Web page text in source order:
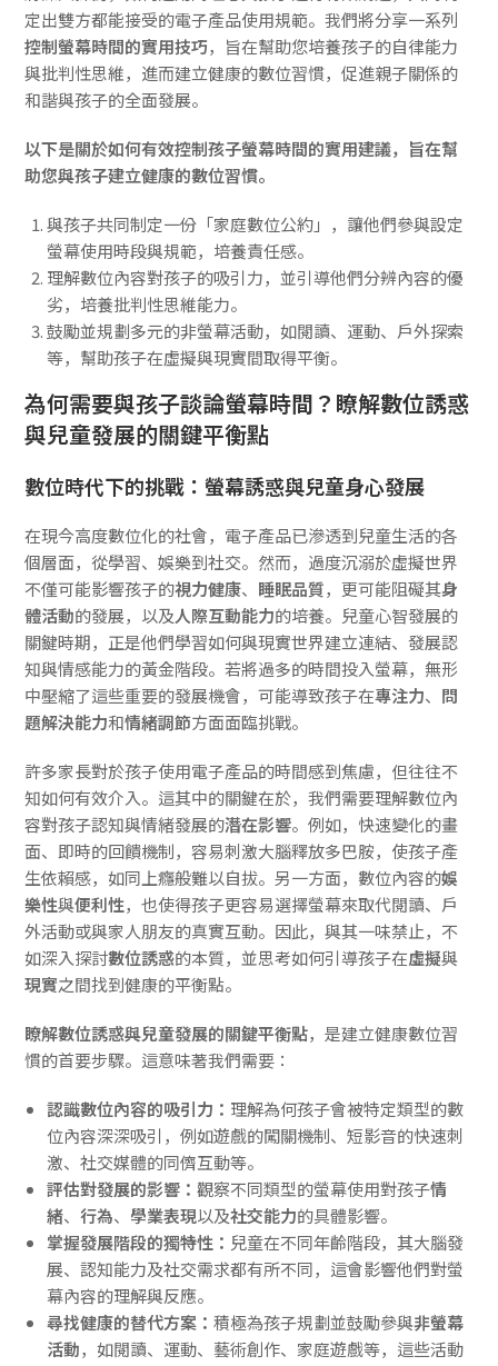
定出雙方都能接受的電子產品使用規範。我們將分享一系列
控制螢幕時間的實用技巧，旨在幫助您培養孩子的自律能力
與批判性思維，進而建立健康的數位習慣，促進親子關係的
和諧與孩子的全面發展。
以下是關於如何有效控制孩子螢幕時間的實用建議，旨在幫
助您與孩子建立健康的數位習慣。
與孩子共同制定一份「家庭數位公約」，讓他們參與設定
螢幕使用時段與規範，培養責任感。
理解數位內容對孩子的吸引力，並引導他們分辨內容的優
劣，培養批判性思維能力。
鼓勵並規劃多元的非螢幕活動，如閱讀、運動、戶外探索
等，幫助孩子在虛擬與現實間取得平衡。
為何需要與孩子談論螢幕時間？瞭解數位誘惑
與兒童發展的關鍵平衡點
數位時代下的挑戰：螢幕誘惑與兒童身心發展
在現今高度數位化的社會，電子產品已滲透到兒童生活的各
個層面，從學習、娛樂到社交。然而，過度沉溺於虛擬世界
不僅可能影響孩子的視力健康、 睡眠品質，更可能阻礙其身
體活動的發展，以及人際互動能力的培養。兒童心智發展的
關鍵時期，正是他們學習如何與現實世界建立連結、發展認
知與情感能力的黃金階段。若將過多的時間投入螢幕，無形
中壓縮了這些重要的發展機會，可能導致孩子在專注力、 問
題解決能力和情緒調節方面面臨挑戰。
許多家長對於孩子使用電子產品的時間感到焦慮，但往往不
知如何有效介入。這其中的關鍵在於，我們需要理解數位內
容對孩子認知與情緒發展的潛在影響。例如，快速變化的畫
面、即時的回饋機制，容易刺激大腦釋放多巴胺，使孩子產
生依賴感，如同上癮般難以自拔。另一方面，數位內容的娛
樂性與便利性，也使得孩子更容易選擇螢幕來取代閱讀、戶
外活動或與家人朋友的真實互動。因此，與其一味禁止，不
如深入探討數位誘惑的本質，並思考如何引導孩子在虛擬與
現實之間找到健康的平衡點。
瞭解數位誘惑與兒童發展的關鍵平衡點，是建立健康數位習
慣的首要步驟。這意味著我們需要：
認識數位內容的吸引力： 理解為何孩子會被特定類型的數
位內容深深吸引，例如遊戲的闖關機制、短影音的快速刺
激、社交媒體的同儕互動等。
評估對發展的影響：觀察不同類型的螢幕使用對孩子情
緒、行為、 學業表現以及社交能力的具體影響。
掌握發展階段的獨特性： 兒童在不同年齡階段，其大腦發
展、認知能力及社交需求都有所不同，這會影響他們對螢
幕內容的理解與反應。
尋找健康的替代方案：積極為孩子規劃並鼓勵參與非螢幕
活動，如閱讀、運動、藝術創作、家庭遊戲等，這些活動